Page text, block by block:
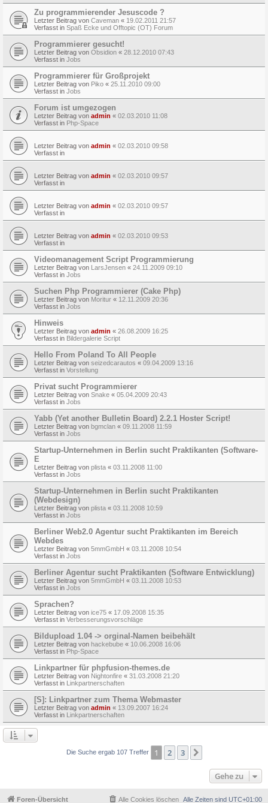
Zu programmierender Jesuscode ?
Letzter Beitrag von Caveman « 19.02.2011 21:57
Verfasst in Spaß Ecke und Offtopic (OT) Forum
Programmierer gesucht!
Letzter Beitrag von Obsidion « 28.12.2010 07:43
Verfasst in Jobs
Programmierer für Großprojekt
Letzter Beitrag von Piko « 25.11.2010 09:00
Verfasst in Jobs
Forum ist umgezogen
Letzter Beitrag von admin « 02.03.2010 11:08
Verfasst in Php-Space
Letzter Beitrag von admin « 02.03.2010 09:58
Verfasst in
Letzter Beitrag von admin « 02.03.2010 09:57
Verfasst in
Letzter Beitrag von admin « 02.03.2010 09:57
Verfasst in
Letzter Beitrag von admin « 02.03.2010 09:53
Verfasst in
Videomanagement Script Programmierung
Letzter Beitrag von LarsJensen « 24.11.2009 09:10
Verfasst in Jobs
Suchen Php Programmierer (Cake Php)
Letzter Beitrag von Moritur « 12.11.2009 20:36
Verfasst in Jobs
Hinweis
Letzter Beitrag von admin « 26.08.2009 16:25
Verfasst in Bildergalerie Script
Hello From Poland To All People
Letzter Beitrag von seizedcarautos « 09.04.2009 13:16
Verfasst in Vorstellung
Privat sucht Programmierer
Letzter Beitrag von Snake « 05.04.2009 20:43
Verfasst in Jobs
Yabb (Yet another Bulletin Board) 2.2.1 Hoster Script!
Letzter Beitrag von bgmclan « 09.11.2008 11:59
Verfasst in Jobs
Startup-Unternehmen in Berlin sucht Praktikanten (Software-
E
Letzter Beitrag von plista « 03.11.2008 11:00
Verfasst in Jobs
Startup-Unternehmen in Berlin sucht Praktikanten
(Webdesign)
Letzter Beitrag von plista « 03.11.2008 10:59
Verfasst in Jobs
Berliner Web2.0 Agentur sucht Praktikanten im Bereich
Webdes
Letzter Beitrag von 5mmGmbH « 03.11.2008 10:54
Verfasst in Jobs
Berliner Agentur sucht Praktikanten (Software Entwicklung)
Letzter Beitrag von 5mmGmbH « 03.11.2008 10:53
Verfasst in Jobs
Sprachen?
Letzter Beitrag von ice75 « 17.09.2008 15:35
Verfasst in Verbesserungsvorschläge
Bildupload 1.04 -> orginal-Namen beibehält
Letzter Beitrag von hackebube « 10.06.2008 16:06
Verfasst in Php-Space
Linkpartner für phpfusion-themes.de
Letzter Beitrag von Nightonfire « 31.03.2008 21:20
Verfasst in Linkpartnerschaften
[S]: Linkpartner zum Thema Webmaster
Letzter Beitrag von admin « 13.09.2007 16:24
Verfasst in Linkpartnerschaften
Die Suche ergab 107 Treffer 1 2 3
Gehe zu
Foren-Übersicht Alle Zeiten sind UTC+01:00
Alle Cookies löschen